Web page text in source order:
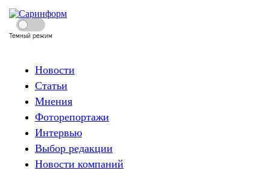
Темный режим
Новости
Статьи
Мнения
Фоторепортажи
Интервью
Выбор редакции
Новости компаний